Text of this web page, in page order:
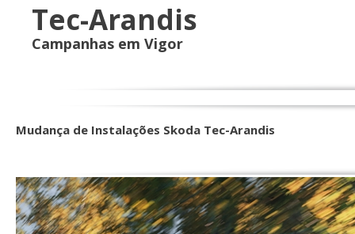
Tec-Arandis
Campanhas em Vigor
Mudança de Instalações Skoda Tec-Arandis